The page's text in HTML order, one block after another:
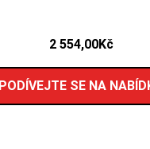
2 554,00Kč
PODÍVEJTE SE NA